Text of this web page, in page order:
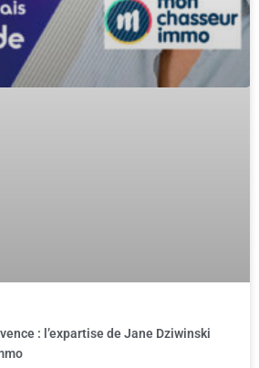
: l’expartise de Jane Dziwinski